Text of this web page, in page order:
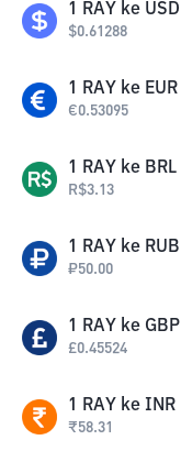
1 RAY ke USD
$0.61288
1 RAY ke EUR
€0.53095
1 RAY ke BRL
R$3.13
1 RAY ke RUB
₽50.00
1 RAY ke GBP
£0.45524
1 RAY ke INR
₹58.31